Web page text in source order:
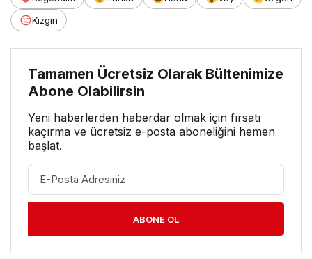
Kızgın
Tamamen Ücretsiz Olarak Bültenimize
Abone Olabilirsin
Yeni haberlerden haberdar olmak için fırsatı
kaçırma ve ücretsiz e-posta aboneliğini hemen
başlat.
ABONE OL